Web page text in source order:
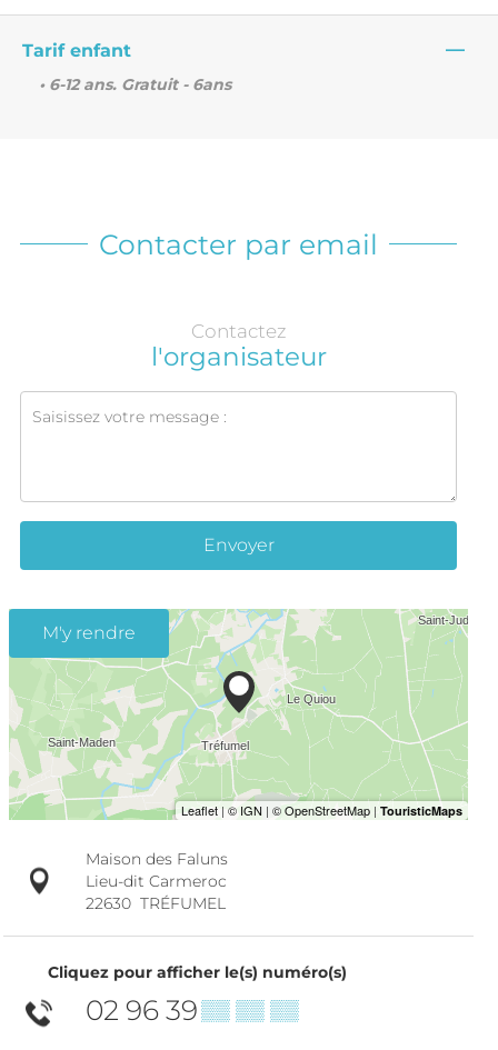
Tarif enfant —
• 6-12 ans. Gratuit - 6ans
Contacter par email
Contactez
l'organisateur
Envoyer
M'y rendre
Maison des Faluns
Lieu-dit Carmeroc
22630 TRÉFUMEL
Cliquez pour afficher le(s) numéro(s)
02 96 39▒▒ ▒▒ ▒▒